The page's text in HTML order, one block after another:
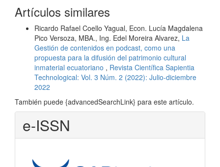
Artículos similares
Ricardo Rafael Coello Yagual, Econ. Lucía Magdalena
Pico Versoza, MBA., Ing. Edel Moreira Alvarez, La
Gestión de contenidos en podcast, como una
propuesta para la difusión del patrimonio cultural
inmaterial ecuatoriano , Revista Científica Sapientia
Technological: Vol. 3 Núm. 2 (2022): Julio-diciembre
2022
También puede {advancedSearchLink} para este artículo.
e-ISSN